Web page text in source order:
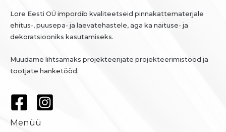
Lore Eesti OÜ impordib kvaliteetseid pinnakattematerjale
ehitus-, puusepa- ja laevatehastele, aga ka näituse- ja
dekoratsiooniks kasutamiseks.
Muudame lihtsamaks projekteerijate projekteerimistööd ja
tootjate hanketööd.
Menüü